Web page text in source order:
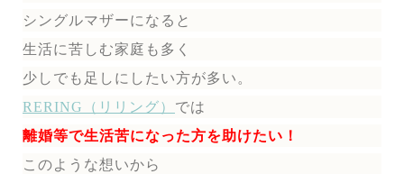
シングルマザーになると
生活に苦しむ家庭も多く
少しでも足しにしたい方が多い。
RERING（リリング） では
離婚等で生活苦になった方を助けたい！
このような想いから